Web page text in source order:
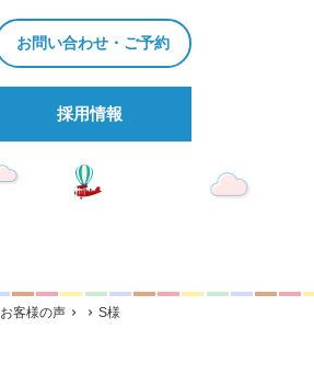
お問い合わせ・ご予約
採⽤情報
お客様の声 S様